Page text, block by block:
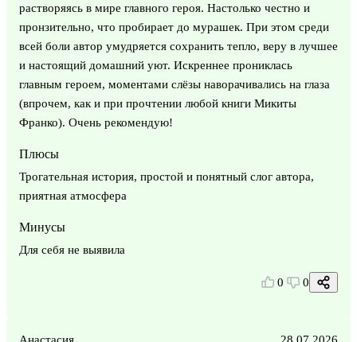
растворяясь в мире главного героя. Настолько честно и
пронзительно, что пробирает до мурашек. При этом среди
всей боли автор умудряется сохранить тепло, веру в лучшее
и настоящий домашний уют. Искреннее прониклась
главным героем, моментами слёзы наворачивались на глаза
(впрочем, как и при прочтении любой книги Микиты
Франко). Очень рекомендую!
Плюсы
Трогательная история, простой и понятный слог автора,
приятная атмосфера
Минусы
Для себя не выявила
0 0
Анастасия 28.07.2026